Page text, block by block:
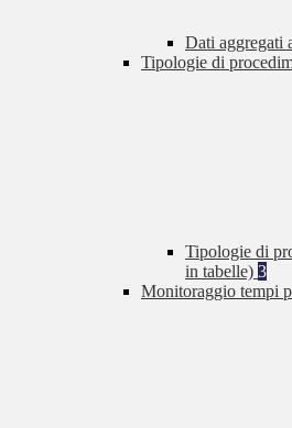
Dati aggregati
Tipologie di
Tipologie di
in tabelle) 3
Monitoraggio tempi